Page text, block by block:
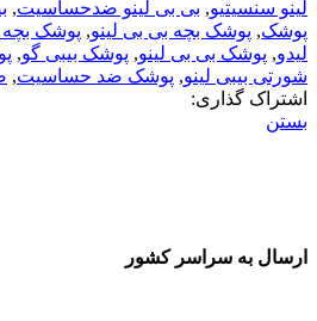
لینو سنسیتیو, بی بی لینو ضدحساسیت,
پوشک, پوشک بچه بی بی لینو, پوشک بچه
لیدو, پوشک بی بی لینو, پوشک بیبی گو,
شورتی بیبی لینو, پوشک ضد حساسیت,
اشتراک گذاری:
بستن
ارسال به سراسر کشور